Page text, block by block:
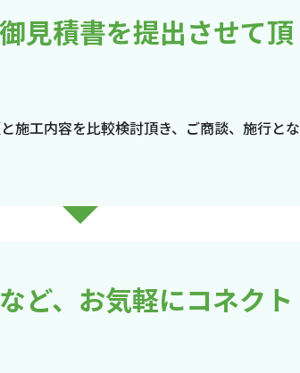
見積書を提出させて頂
施工内容を比較検討頂き、ご商談、施行とな
ど、お気軽にコネクト